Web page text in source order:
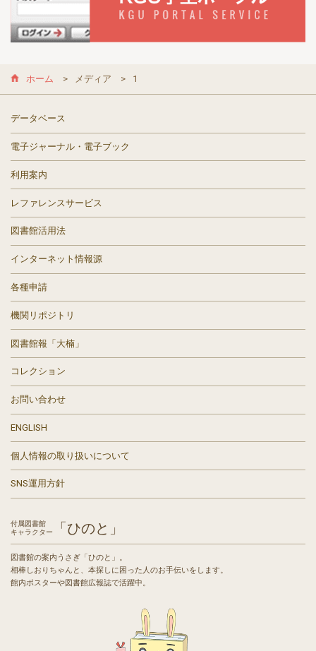
ホーム メディア 1
データベース
電子ジャーナル・電子ブック
利用案内
レファレンスサービス
図書館活用法
インターネット情報源
各種申請
機関リポジトリ
図書館報「大楠」
コレクション
お問い合わせ
ENGLISH
個人情報の取り扱いについて
SNS運用方針
付属図書館
キャラクター
「ひのと」
図書館の案内うさぎ「ひのと」。
相棒しおりちゃんと、本探しに困った人のお手伝いをします。
館内ポスターや図書館広報誌で活躍中。